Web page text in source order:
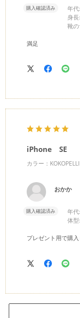
購入確認済み 年
身長:
靴
満足
iPhone SE
カラー：KOKOPELLI
おかか
購入確認済み 年
体
プレゼント用で購